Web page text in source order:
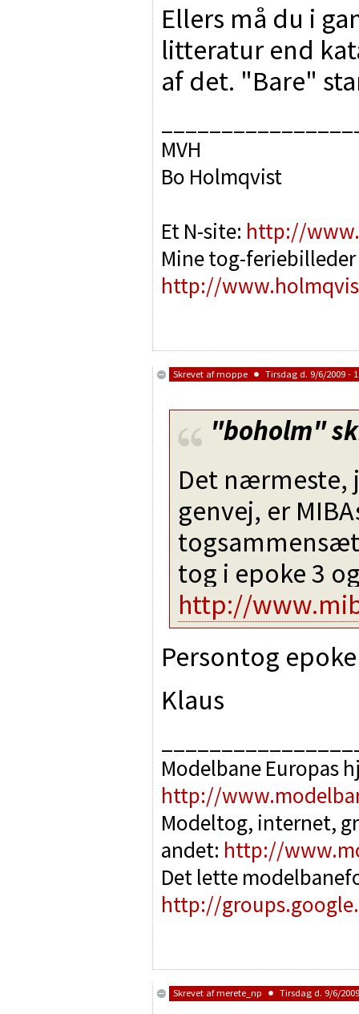
Ellers må du i
litteratur end
af det. "Bare"
MVH
Bo Holmqvist
Et N-site: http://
Mine tog-feriebilleder
http://
Skrevet afmoppe Tirsdag d. 9/6/2009 -
"boholm"
Det nærmeste,
genvej, er
tog i epoke 3
http://
Persontog
Klaus
Modelbane Europas
http://
Modeltog, internet,
andet: http://
Det lette
http://
Skrevet afmerete_np Tirsdag d. 9/6/